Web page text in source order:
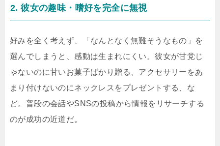
2. 彼女の趣味・嗜好を完全に無視
好みを全く考えず、「なんとなく無難そうなもの」を
選んでしまうと、感動は生まれにくい。彼女が甘党じ
ゃないのに甘いお菓子ばかり贈る、アクセサリーをあ
まり付けないのにネックレスをプレゼントする、な
ど。普段の会話やSNSの投稿から情報をリサーチする
のが成功の近道だ。